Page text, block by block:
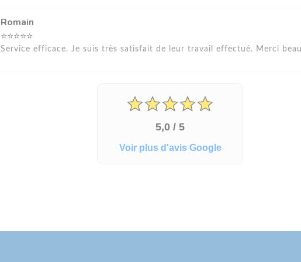
Romain
⭐⭐⭐⭐⭐
Service efficace. Je suis très satisfait de leur travail effectué. Merci
5,0 / 5
Voir plus d'avis Google